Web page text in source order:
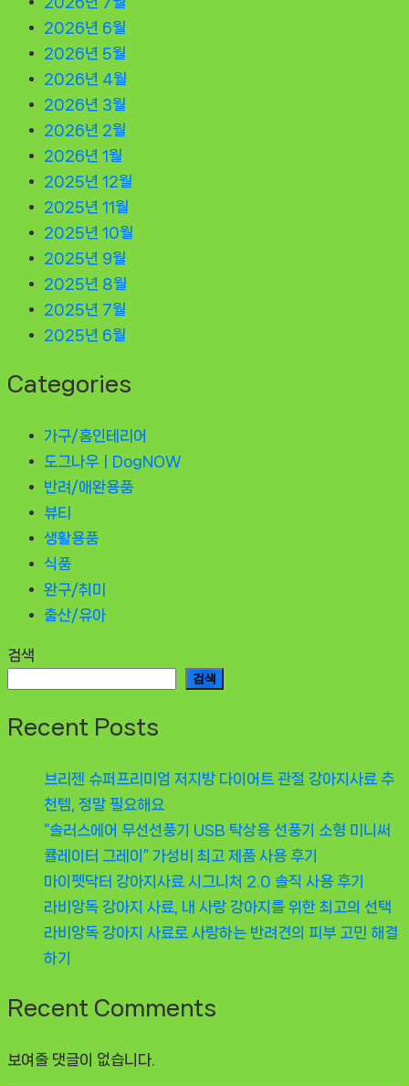
2026년 6월
2026년 5월
2026년 4월
2026년 3월
2026년 2월
2026년 1월
2025년 12월
2025년 11월
2025년 10월
2025년 9월
2025년 8월
2025년 7월
2025년 6월
Categories
가구/홈인테리어
도그나우ㅣDogNOW
반려/애완용품
뷰티
생활용품
식품
완구/취미
출산/유아
검색
검색
Recent Posts
브리젠 슈퍼프리미엄 저지방 다이어트 관절 강아지사료 추
천템, 정말 필요해요
“솔러스에어 무선선풍기 USB 탁상용 선풍기 소형 미니써
큘레이터 그레이” 가성비 최고 제품 사용 후기
마이펫닥터 강아지사료 시그니처 2.0 솔직 사용 후기
라비앙독 강아지 사료, 내 사랑 강아지를 위한 최고의 선택
라비앙독 강아지 사료로 사랑하는 반려견의 피부 고민 해결
하기
Recent Comments
보여줄 댓글이 없습니다.